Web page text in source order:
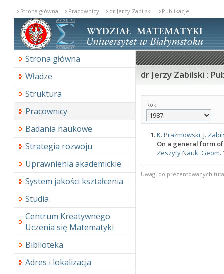
Strona główna Pracownicy dr Jerzy Zabilski Publikacje
Strona główna
Władze
Struktura
Pracownicy
Badania naukowe
Strategia rozwoju
Uprawnienia akademickie
System jakości kształcenia
Studia
Centrum Kreatywnego
Uczenia się Matematyki
Biblioteka
Adres i lokalizacja
dr Jerzy Zabilski :
Rok
K. Prażmowski,J.
On a general form
Zeszyty Nauk. Geom.
Uwagi do prezentowanych